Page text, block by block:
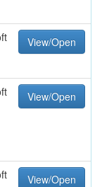
View/Open
View/Open
View/Open